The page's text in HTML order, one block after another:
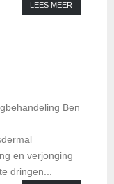
LEES MEER
Ben
en verjonging
dringen...